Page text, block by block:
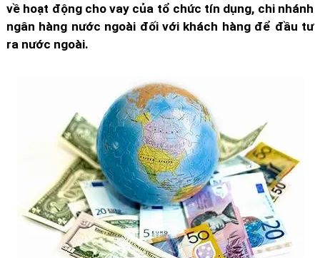
về hoạt động cho vay của tổ chức tín dụng, chi nhánh
ngân hàng nước ngoài đối với khách hàng để đầu tư
ra nước ngoài.